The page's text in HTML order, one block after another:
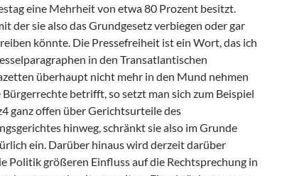
eine Mehrheit von etwa 80 Prozent besitzt.
der sie also das Grundgesetz verbiegen oder gar
könnte. Die Pressefreiheit ist ein Wort, das ich
in den Transatlantischen
überhaupt nicht mehr in den Mund nehmen
Bürgerrechte betrifft, so setzt man sich zum Beispiel
ganz offen über Gerichtsurteile des
hinweg, schränkt sie also im Grunde
ein. Darüber hinaus wird derzeit darüber
Politik größeren Einfluss auf die Rechtsprechung in